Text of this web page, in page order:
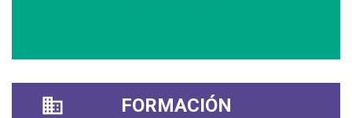
FORMACIÓN